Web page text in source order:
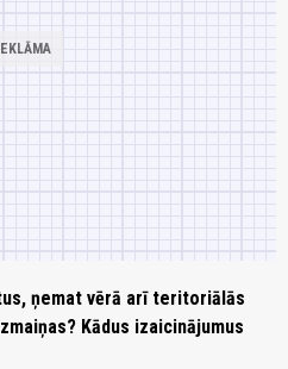
ņemat vērā arī teritoriālās
Kādus izaicinājumus